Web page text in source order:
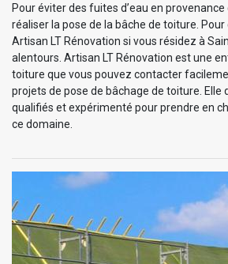
Pour éviter des fuites d’eau en
réaliser la pose de la bâche de toiture.
Artisan LT Rénovation si vous résidez à
alentours. Artisan LT Rénovation est une
toiture que vous pouvez contacter
projets de pose de bâchage de toiture. Elle
qualifiés et expérimenté pour prendre en
ce domaine.